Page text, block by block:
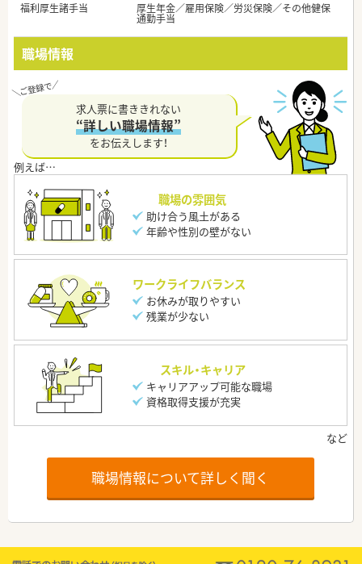
福利厚生諸手当
厚生年金／雇用保険／労災保険／その他健保
通勤手当
職場情報
求人票に書ききれない
“詳しい職場情報”
をお伝えします！
職場の雰囲気
助け合う風土がある
年齢や性別の壁がない
ワークライフバランス
お休みが取りやすい
残業が少ない
スキル・キャリア
キャリアアップ可能な職場
資格取得支援が充実
職場情報について詳しく聞く